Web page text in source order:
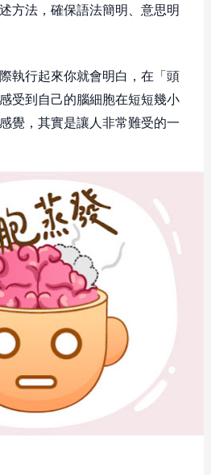
方法，確保語法簡明、意思明
執行起來你就會明白，在「頭
受到自己的腦細胞在短短幾小
覺，其實是讓人非常難受的一